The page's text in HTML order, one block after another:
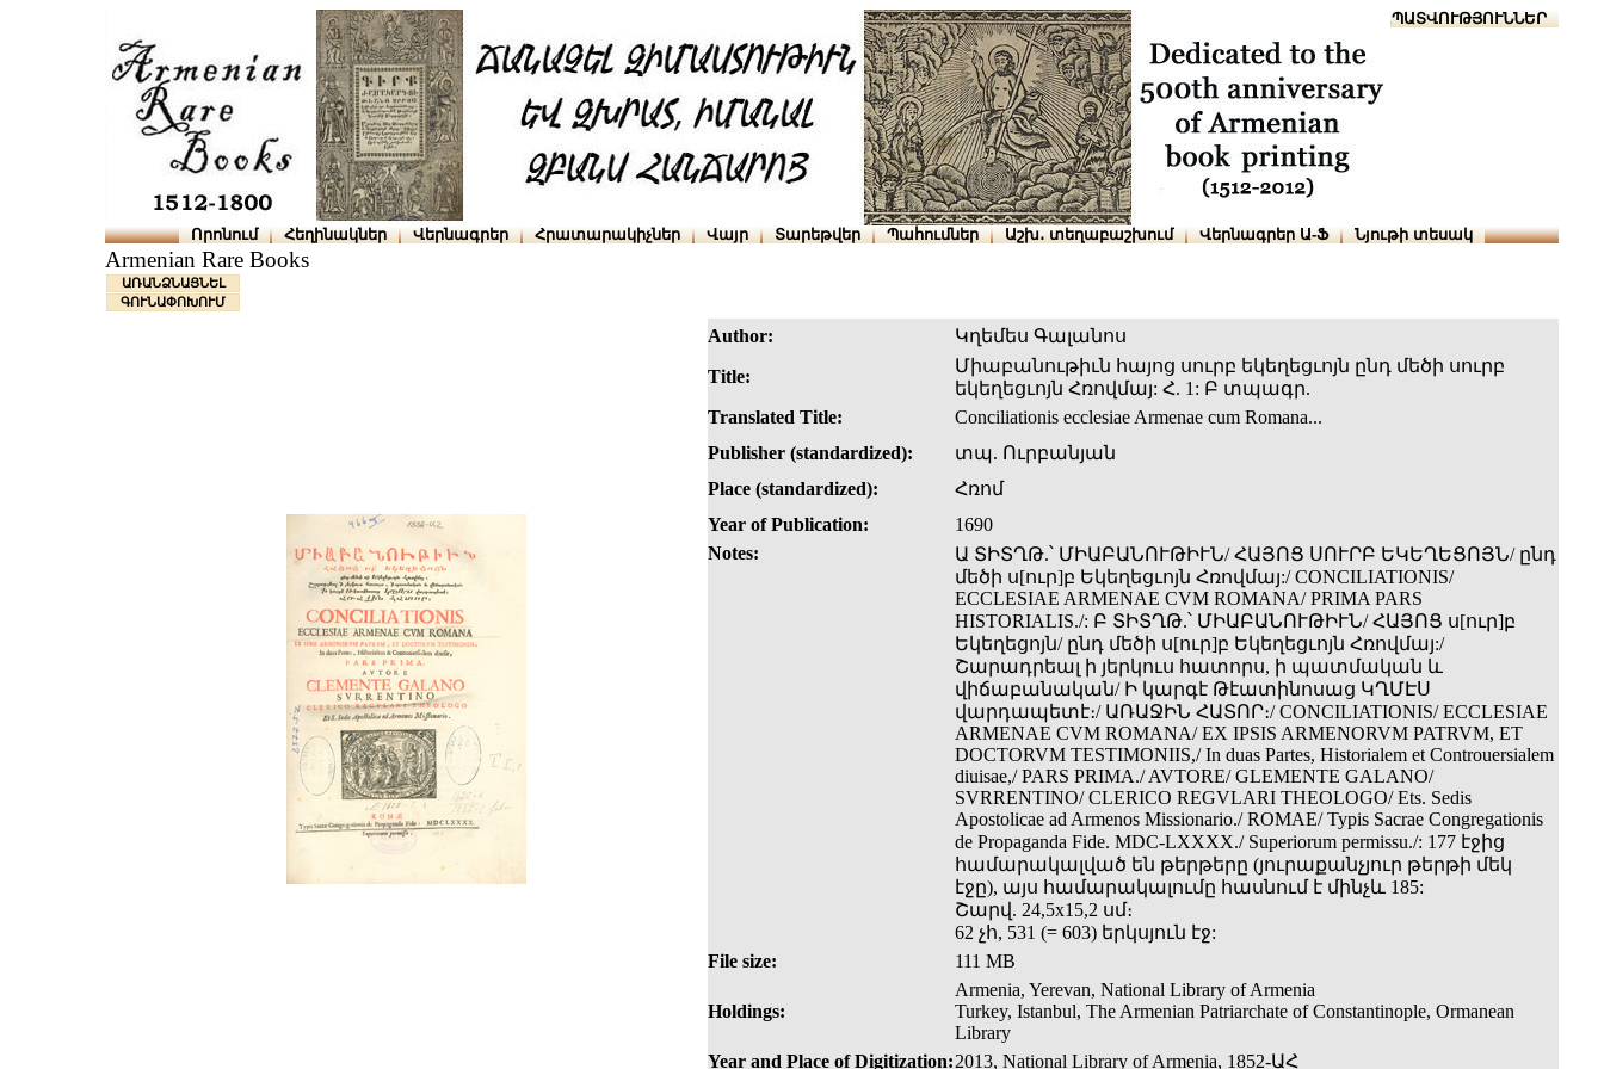
ՆԱԽԱՊԱՏՎՈՒԹՅՈՒՆՆԵՐ
Որոնում Հեղինակներ Վերնագրեր Հրատարակիչներ Վայր Տարեթվեր Պահումներ Աշխ․ տեղաբաշխում Վերնագրեր Ա-Ֆ Նյութի տեսակ
Armenian Rare Books
ԱՌԱՆՁՆԱՑՆԵԼ
ԳՈՒՆԱՓՈԽՈՒՄ
Author:
Կղեմես Գալանոս
Title:
Միաբանութիւն հայոց սուրբ եկեղեցւոյն ընդ մեծի սուրբ
եկեղեցւոյն Հռովմայ: Հ. 1: Բ տպագր.
Translated Title:
Conciliationis ecclesiae Armenae cum Romana...
Publisher (standardized):
տպ. Ուրբանյան
Place (standardized):
Հռոմ
Year of Publication:
1690
Notes:
Ա ՏԻՏՂԹ.՝ ՄԻԱԲԱՆՈՒԹԻՒՆ/ ՀԱՅՈՑ ՍՈՒՐԲ ԵԿԵՂԵՑՈՅՆ/ ընդ
մեծի ս[ուր]բ Եկեղեցւոյն Հռովմայ:/ CONCILIATIONIS/
ECCLESIAE ARMENAE CVM ROMANA/ PRIMA PARS
HISTORIALIS./: Բ ՏԻՏՂԹ.՝ ՄԻԱԲԱՆՈՒԹԻՒՆ/ ՀԱՅՈՑ ս[ուր]բ
Եկեղեցոյն/ ընդ մեծի ս[ուր]բ Եկեղեցւոյն Հռովմայ:/
Շարադրեալ ի յերկուս հատորս, ի պատմական և
վիճաբանական/ Ի կարգէ Թէատինոսաց ԿՂՄԷՍ
վարդապետէ։/ ԱՌԱՋԻՆ ՀԱՏՈՐ։/ CONCILIATIONIS/ ECCLESIAE
ARMENAE CVM ROMANA/ EX IPSIS ARMENORVM PATRVM, ET
DOCTORVM TESTIMONIIS,/ In duas Partes, Historialem et Controuersialem
diuisae,/ PARS PRIMA./ AVTORE/ GLEMENTE GALANO/
SVRRENTINO/ CLERICO REGVLARI THEOLOGO/ Ets. Sedis
Apostolicae ad Armenos Missionario./ ROMAE/ Typis Sacrae Congregationis
de Propaganda Fide. MDC-LXXXX./ Superiorum permissu./: 177 էջից
համարակալված են թերթերը (յուրաքանչյուր թերթի մեկ
էջը), այս համարակալումը հասնում է մինչև 185:
Շարվ. 24,5x15,2 սմ։
62 չհ, 531 (= 603) երկսյուն էջ:
File size:
111 MB
Holdings:
Armenia, Yerevan, National Library of Armenia
Turkey, Istanbul, The Armenian Patriarchate of Constantinople, Ormanean
Library
Year and Place of Digitization:2013, National Library of Armenia, 1852-ԱՀ